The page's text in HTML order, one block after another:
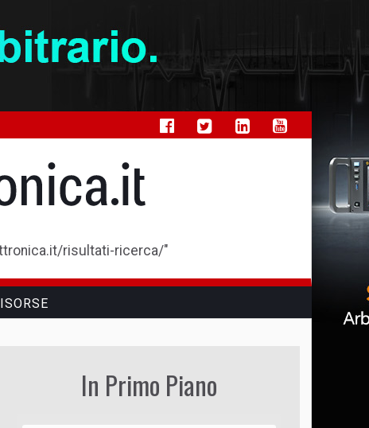
risultati-ricerca/"
In Primo Piano